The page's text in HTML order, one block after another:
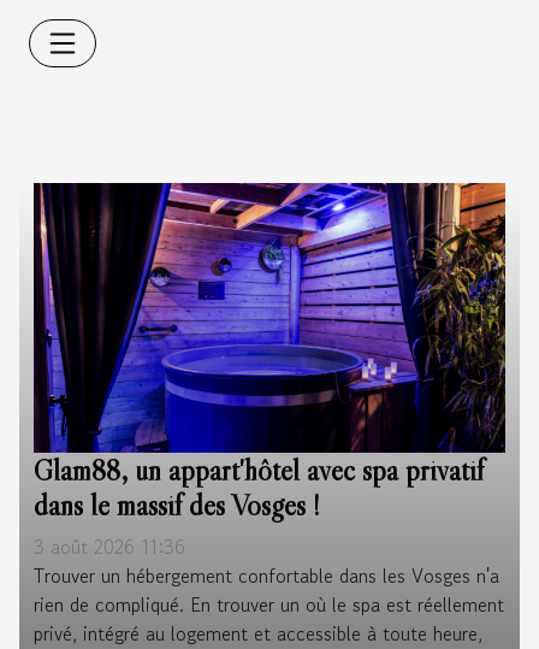
Glam88, un appart'hôtel avec spa privatif
dans le massif des Vosges !
3 août 2026 11:36
Trouver un hébergement confortable dans les Vosges n'a
rien de compliqué. En trouver un où le spa est réellement
privé, intégré au logement et accessible à toute heure,